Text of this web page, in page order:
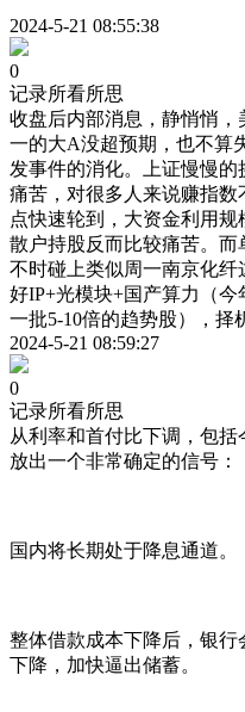
2024-5-21 08:55:38
0
记录所看所思
收盘后内部消息，静悄悄
一的大A没超预期，也不算
发事件的消化。上证慢慢
痛苦，对很多人来说赚指
点快速轮到，大资金利用
散户持股反而比较痛苦。
不时碰上类似周一南京化
好IP+光模块+国产算力（
一批5-10倍的趋势股），择
2024-5-21 08:59:27
0
记录所看所思
从利率和首付比下调，包
放出一个非常确定的信号：
国内将长期处于降息通道。
整体借款成本下降后，银
下降，加快逼出储蓄。